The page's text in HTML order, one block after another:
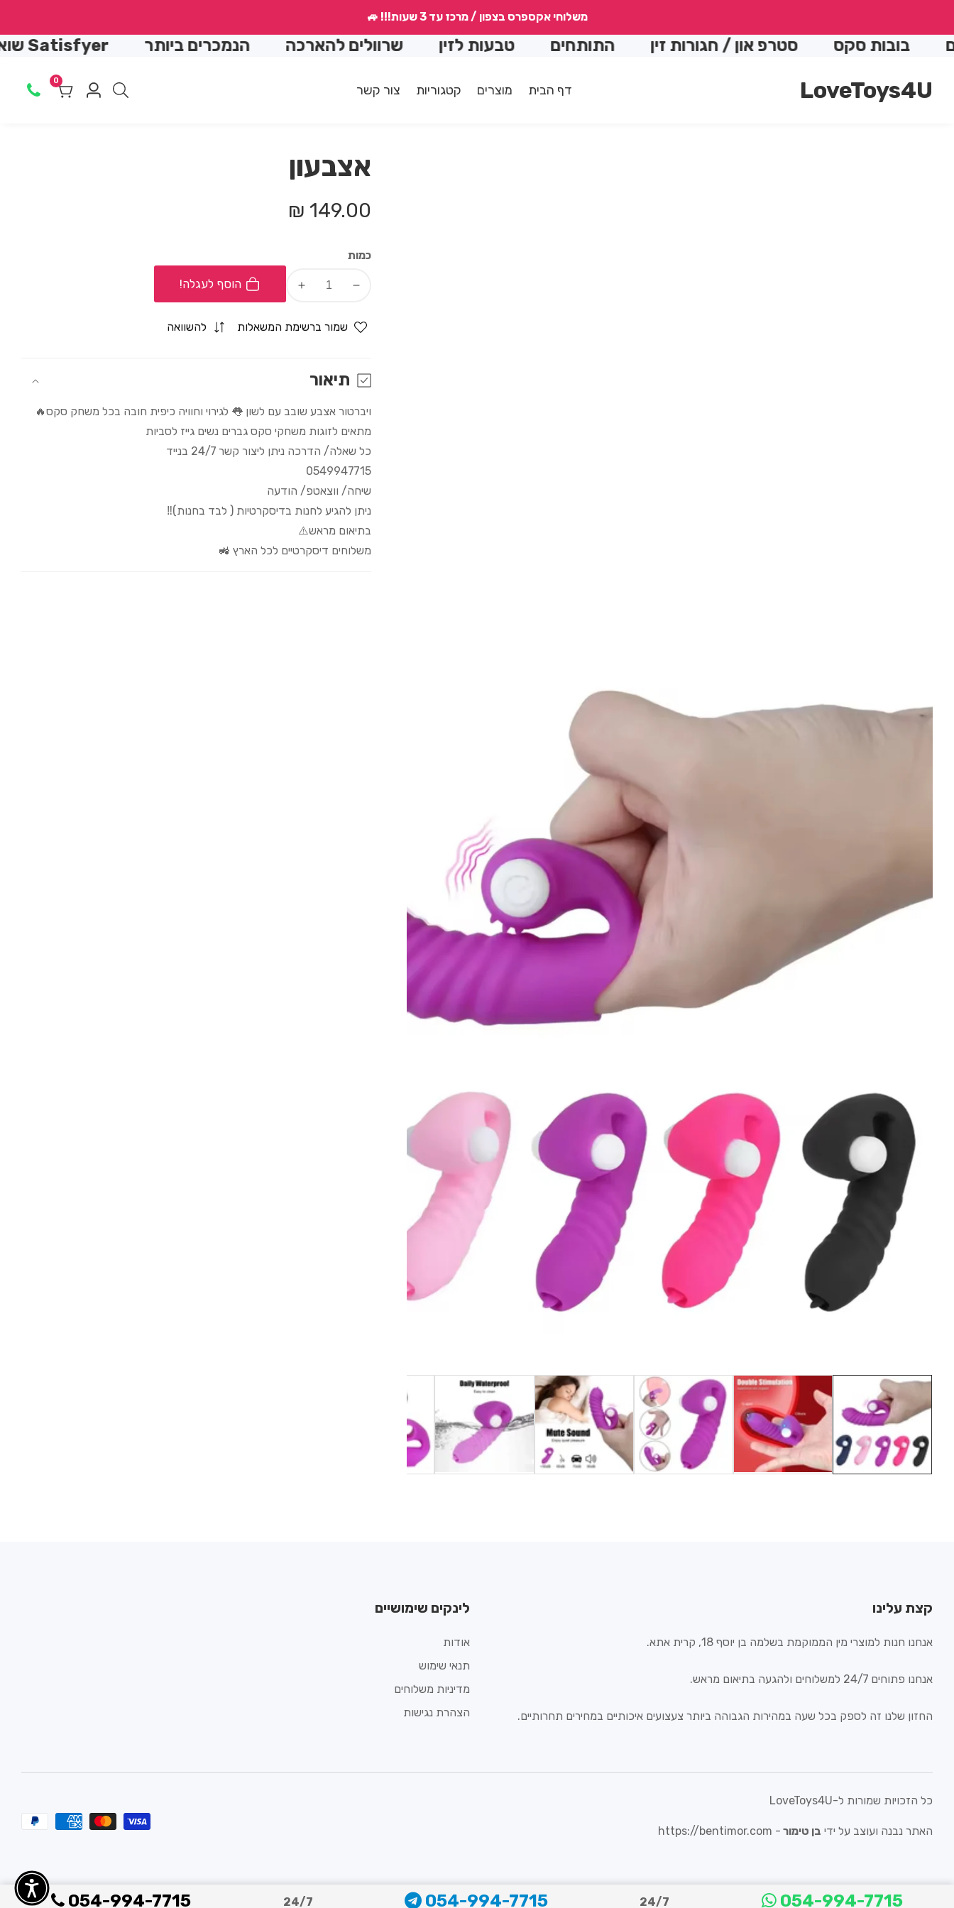
משלוחי אקספרס בצפון / מרכז עד 3 שעות!!! 🚙
סקס סטרפ און / חגורות זין התותחים טבעות לזין שרוולים להארכה הנמכרים ביותר Satisfyer שואב יונק
LoveToys4U דף הבית מוצרים קטגוריות צור קשר
Log
0
0
מוצרים
gallery
אצבעון
מחיר
149.00 ₪
כמות
Decrease
for
Increase
for
הוסף לעגלה!
שמור ברשימת המשאלות להשוואה
תיאור
ויברטור אצבע שובב עם לשון 👅 לגירוי וחוויה כיפית חובה בכל משחק סקס🔥
מתאים לזוגות משחקי סקס גברים נשים גייז לסביות
כל שאלה/ הדרכה ניתן ליצור קשר 24/7 בנייד
0549947715
שיחה/ ווצאטפ/ הודעה
ניתן להגיע לחנות בדיסקרטיות ( לבד בחנות)‼️
בתיאום מראש⚠️
משלוחים דיסקרטיים לכל הארץ 🚜
054-994-7715
24/7
054-994-7715
24/7
054-994-7715
קצת עלינו
אנחנו חנות למוצרי מין הממוקמת בשלמה בן יוסף 18, קרית אתא.
אנחנו פתוחים 24/7 למשלוחים ולהגעה בתיאום מראש.
החזון שלנו זה לספק בכל שעה במהירות הגבוהה ביותר צעצועים איכותיים במחירים תחרותיים.
לינקים שימושיים
אודות
תנאי שימוש
מדיניות משלוחים
הצהרת נגישות
כל הזכויות שמורות ל-LoveToys4U
האתר נבנה ועוצב על ידי בן טימור -
https://bentimor.com